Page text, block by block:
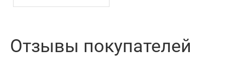
Отзывы покупателей